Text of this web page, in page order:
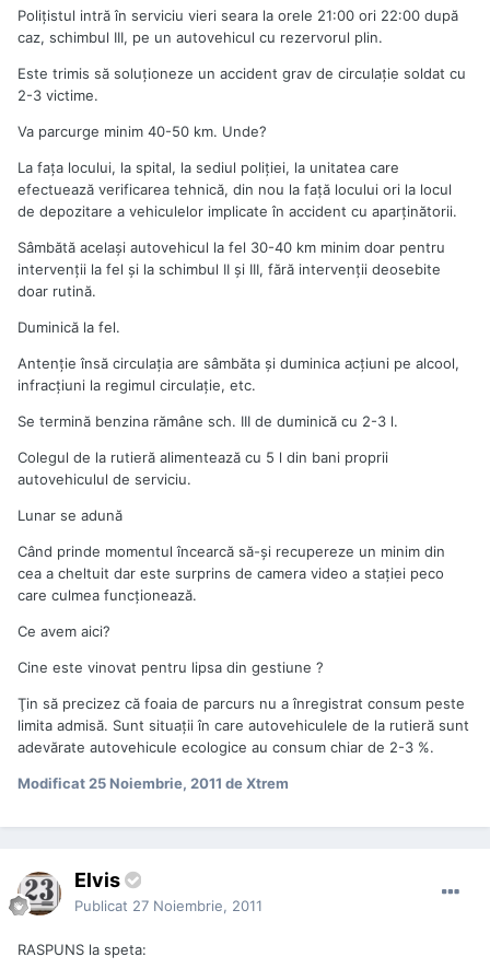
Polițistul intră în serviciu vieri seara la orele 21:00 ori 22:00 după
caz, schimbul III, pe un autovehicul cu rezervorul plin.
Este trimis să soluționeze un accident grav de circulație soldat cu
2-3 victime.
Va parcurge minim 40-50 km. Unde?
La fața locului, la spital, la sediul poliției, la unitatea care
efectuează verificarea tehnică, din nou la față locului ori la locul
de depozitare a vehiculelor implicate în accident cu aparținătorii.
Sâmbătă același autovehicul la fel 30-40 km minim doar pentru
intervenții la fel şi la schimbul II şi III, fără intervenții deosebite
doar rutină.
Duminică la fel.
Antenţie însă circulația are sâmbăta și duminica acțiuni pe alcool,
infracțiuni la regimul circulație, etc.
Se termină benzina rămâne sch. III de duminică cu 2-3 l.
Colegul de la rutieră alimentează cu 5 l din bani proprii
autovehiculul de serviciu.
Lunar se adună
Când prinde momentul încearcă să-şi recupereze un minim din
cea a cheltuit dar este surprins de camera video a staţiei peco
care culmea funcţionează.
Ce avem aici?
Cine este vinovat pentru lipsa din gestiune ?
Ţin să precizez că foaia de parcurs nu a înregistrat consum peste
limita admisă. Sunt situaţii în care autovehiculele de la rutieră sunt
adevărate autovehicule ecologice au consum chiar de 2-3 %.
Modificat 25 Noiembrie, 2011 de Xtrem
Elvis
Publicat 27 Noiembrie, 2011
RASPUNS la speta: